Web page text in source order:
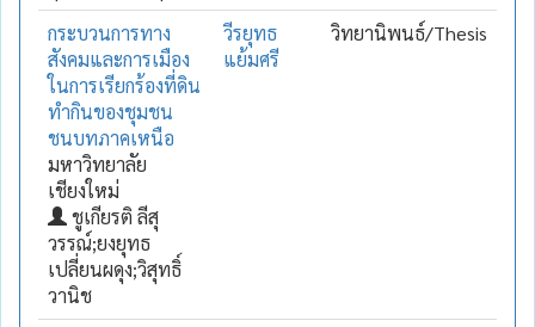
กระบวนการทาง
สังคมและการเมือง
ในการเรียกร้องที่ดิน
ทำกินของชุมชน
ชนบทภาคเหนือ
มหาวิทยาลัย
เชียงใหม่
ชูเกียรติ ลีสุ
วรรณ์;ยงยุทธ
เปลี่ยนผดุง;วิสุทธิ์
วานิช
วีรยุทธ
แย้มศรี
วิทยานิพนธ์/Thesis